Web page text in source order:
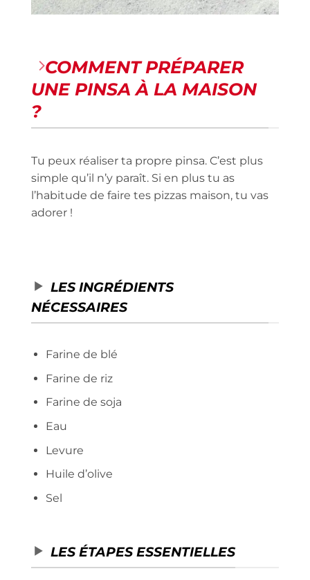
COMMENT PRÉPARER
UNE PINSA À LA MAISON
?
Tu peux réaliser ta propre pinsa. C’est plus
simple qu’il n’y paraît. Si en plus tu as
l’habitude de faire tes pizzas maison, tu vas
adorer !
LES INGRÉDIENTS
NÉCESSAIRES
Farine de blé
Farine de riz
Farine de soja
Eau
Levure
Huile d’olive
Sel
LES ÉTAPES ESSENTIELLES